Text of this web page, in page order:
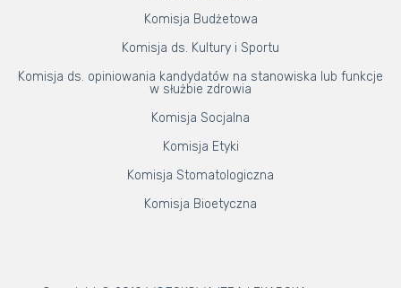
Komisja Budżetowa
Komisja ds. Kultury i Sportu
Komisja ds. opiniowania kandydatów na stanowiska lub funkcje
w służbie zdrowia
Komisja Socjalna
Komisja Etyki
Komisja Stomatologiczna
Komisja Bioetyczna